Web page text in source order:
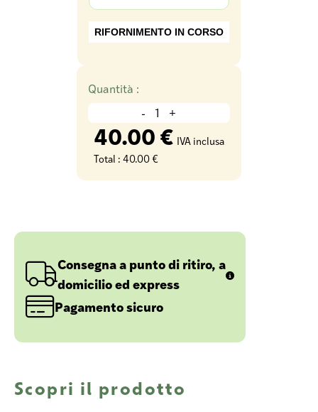
RIFORNIMENTO IN CORSO
Quantità :
- +
40.00 € IVA inclusa
Total : 40.00 €
Consegna a punto di ritiro, a
domicilio ed express
Pagamento sicuro
Scopri il prodotto